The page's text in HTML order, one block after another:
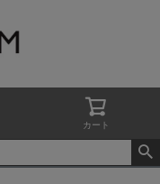
カート